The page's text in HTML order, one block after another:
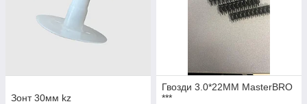
Зонт 30мм kz
Гвозди 3.0*22MM MasterBRO
***